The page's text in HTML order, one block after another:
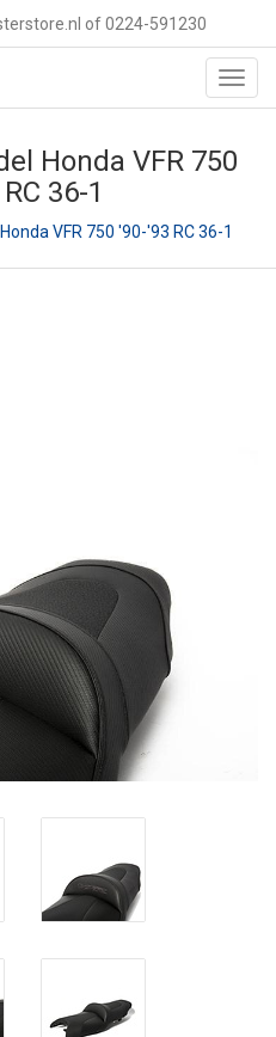
of 0224-591230
Honda VFR 750
36-1
VFR 750 '90-'93 RC 36-1